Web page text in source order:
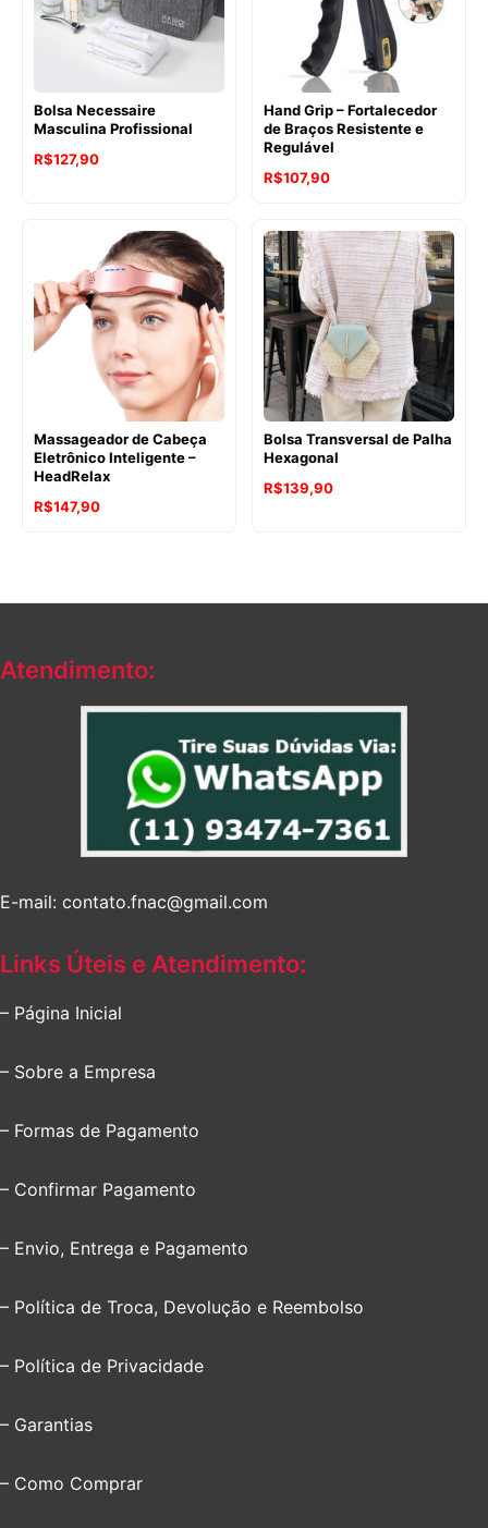
Bolsa Necessaire
Masculina Profissional
R$127,90
Hand Grip – Fortalecedor
de Braços Resistente e
Regulável
R$107,90
Massageador de Cabeça
Eletrônico Inteligente –
HeadRelax
R$147,90
Bolsa Transversal de Palha
Hexagonal
R$139,90
Atendimento:
E-mail: contato.fnac@gmail.com
Links Úteis e Atendimento:
– Página Inicial
– Sobre a Empresa
– Formas de Pagamento
– Confirmar Pagamento
– Envio, Entrega e Pagamento
– Política de Troca, Devolução e Reembolso
– Política de Privacidade
– Garantias
– Como Comprar